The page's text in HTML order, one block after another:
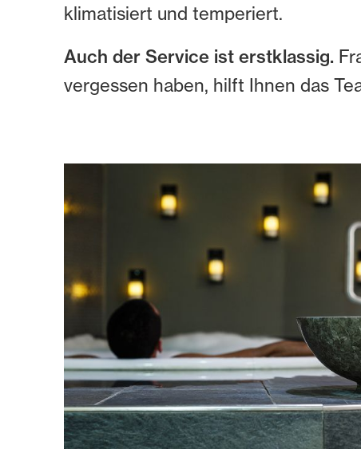
klimatisiert und temperiert.
Auch der Service ist erstklassig.
vergessen haben, hilft Ihnen das